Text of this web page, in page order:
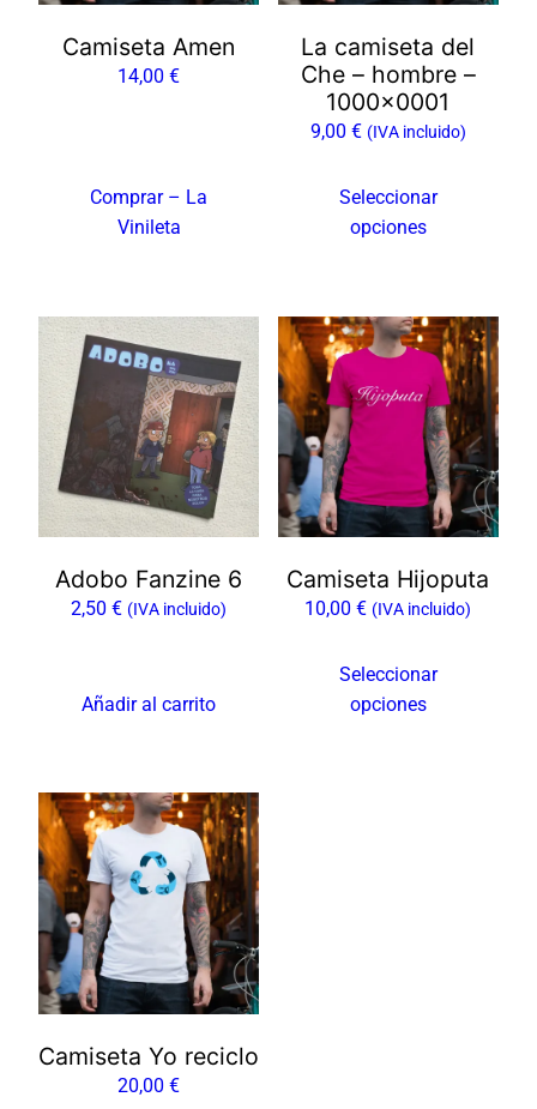
Camiseta Amen
14,00€
Comprar – La
Vinileta
La camiseta del
Che – hombre –
1000×0001
9,00 € (IVA incluido)
Seleccionar
opciones
pueden
elegir
producto
Adobo Fanzine 6
2,50€ (IVA incluido)
Añadir al carrito
Camiseta Hijoputa
10,00€ (IVA incluido)
Seleccionar
opciones
Este
producto
tiene
múltiples
variantes.
Las
opciones
pueden
elegir
Camiseta Yo reciclo
20,00€